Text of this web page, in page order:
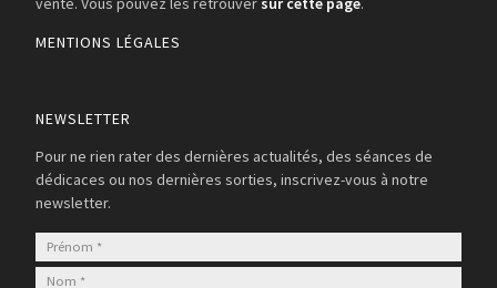
MENTIONS LÉGALES
NEWSLETTER
Pour ne rien rater des dernières actualités, des séances de
dédicaces ou nos dernières sorties, inscrivez-vous à notre
newsletter.